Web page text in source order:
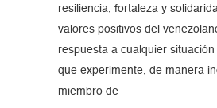
resiliencia, fortaleza y
valores positivos del
respuesta a cualquier situación
que experimente, de manera
miembro de